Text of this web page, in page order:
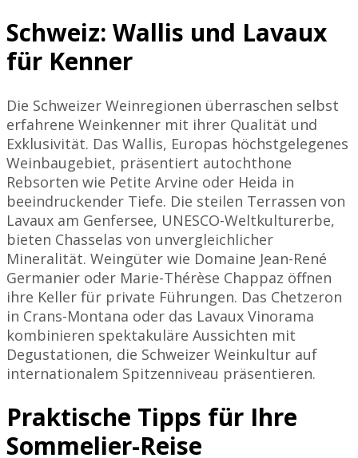
Schweiz: Wallis und Lavaux
für Kenner
Die Schweizer Weinregionen überraschen selbst
erfahrene Weinkenner mit ihrer Qualität und
Exklusivität. Das Wallis, Europas höchstgelegenes
Weinbaugebiet, präsentiert autochthone
Rebsorten wie Petite Arvine oder Heida in
beeindruckender Tiefe. Die steilen Terrassen von
Lavaux am Genfersee, UNESCO-Weltkulturerbe,
bieten Chasselas von unvergleichlicher
Mineralität. Weingüter wie Domaine Jean-René
Germanier oder Marie-Thérèse Chappaz öffnen
ihre Keller für private Führungen. Das Chetzeron
in Crans-Montana oder das Lavaux Vinorama
kombinieren spektakuläre Aussichten mit
Degustationen, die Schweizer Weinkultur auf
internationalem Spitzenniveau präsentieren.
Praktische Tipps für Ihre
Sommelier-Reise